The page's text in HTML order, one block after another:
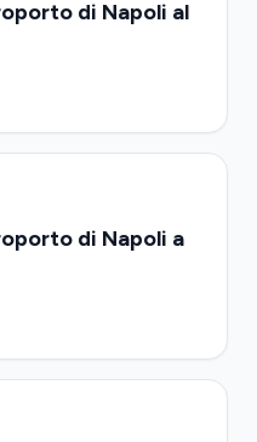
di Napoli al
di Napoli a